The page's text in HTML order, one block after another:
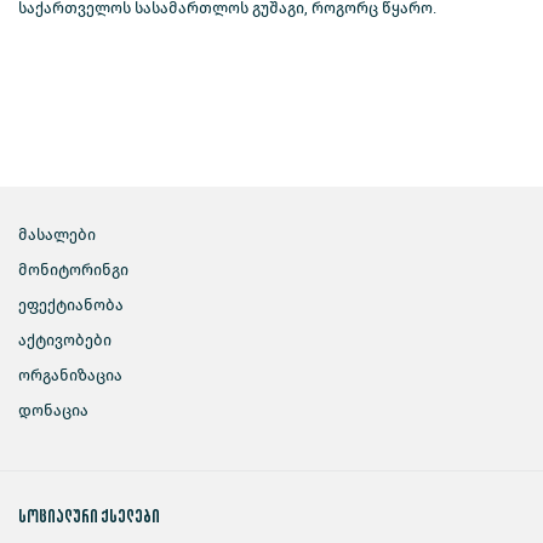
საქართველოს სასამართლოს გუშაგი, როგორც წყარო.
მასალები
მონიტორინგი
ეფექტიანობა
აქტივობები
ორგანიზაცია
დონაცია
სოციალური ქსელები